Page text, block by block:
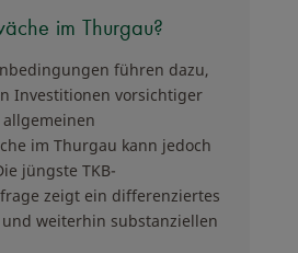
im Thurgau?
führen dazu,
Investitionen vorsichtiger
im Thurgau kann jedoch
jüngste TKB-
zeigt ein differenziertes
weiterhin substanziellen